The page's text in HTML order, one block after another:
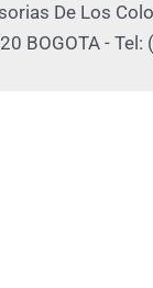
De Los
BOGOTA -